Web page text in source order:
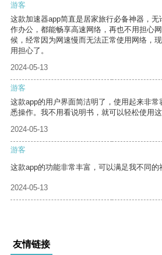
游客
这款加速器app简直是居家旅行必备神器，
作办公，都能畅享高速网络，再也不用担心
候，经常因为网速慢而无法正常使用网络，
用担心了。
2024-05-13
游客
这款app的用户界面简洁明了，使用起来非
悉操作。我不用看说明书，就可以轻松使用这
2024-05-13
游客
这款app的功能非常丰富，可以满足我不同的
2024-05-13
友情链接